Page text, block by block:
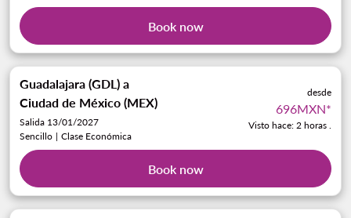
Book now
Guadalajara (GDL) a
Ciudad de México (MEX)
Salida 13/01/2027
Sencillo | Clase Económica
desde
696MXN*
Visto hace: 2 horas .
Book now